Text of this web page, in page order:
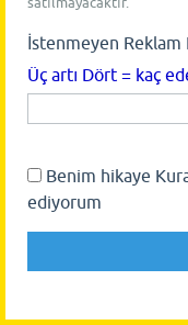
İstenmeyen Reklam
Üç artı Dört = kaç
Benim hikaye
ediyorum